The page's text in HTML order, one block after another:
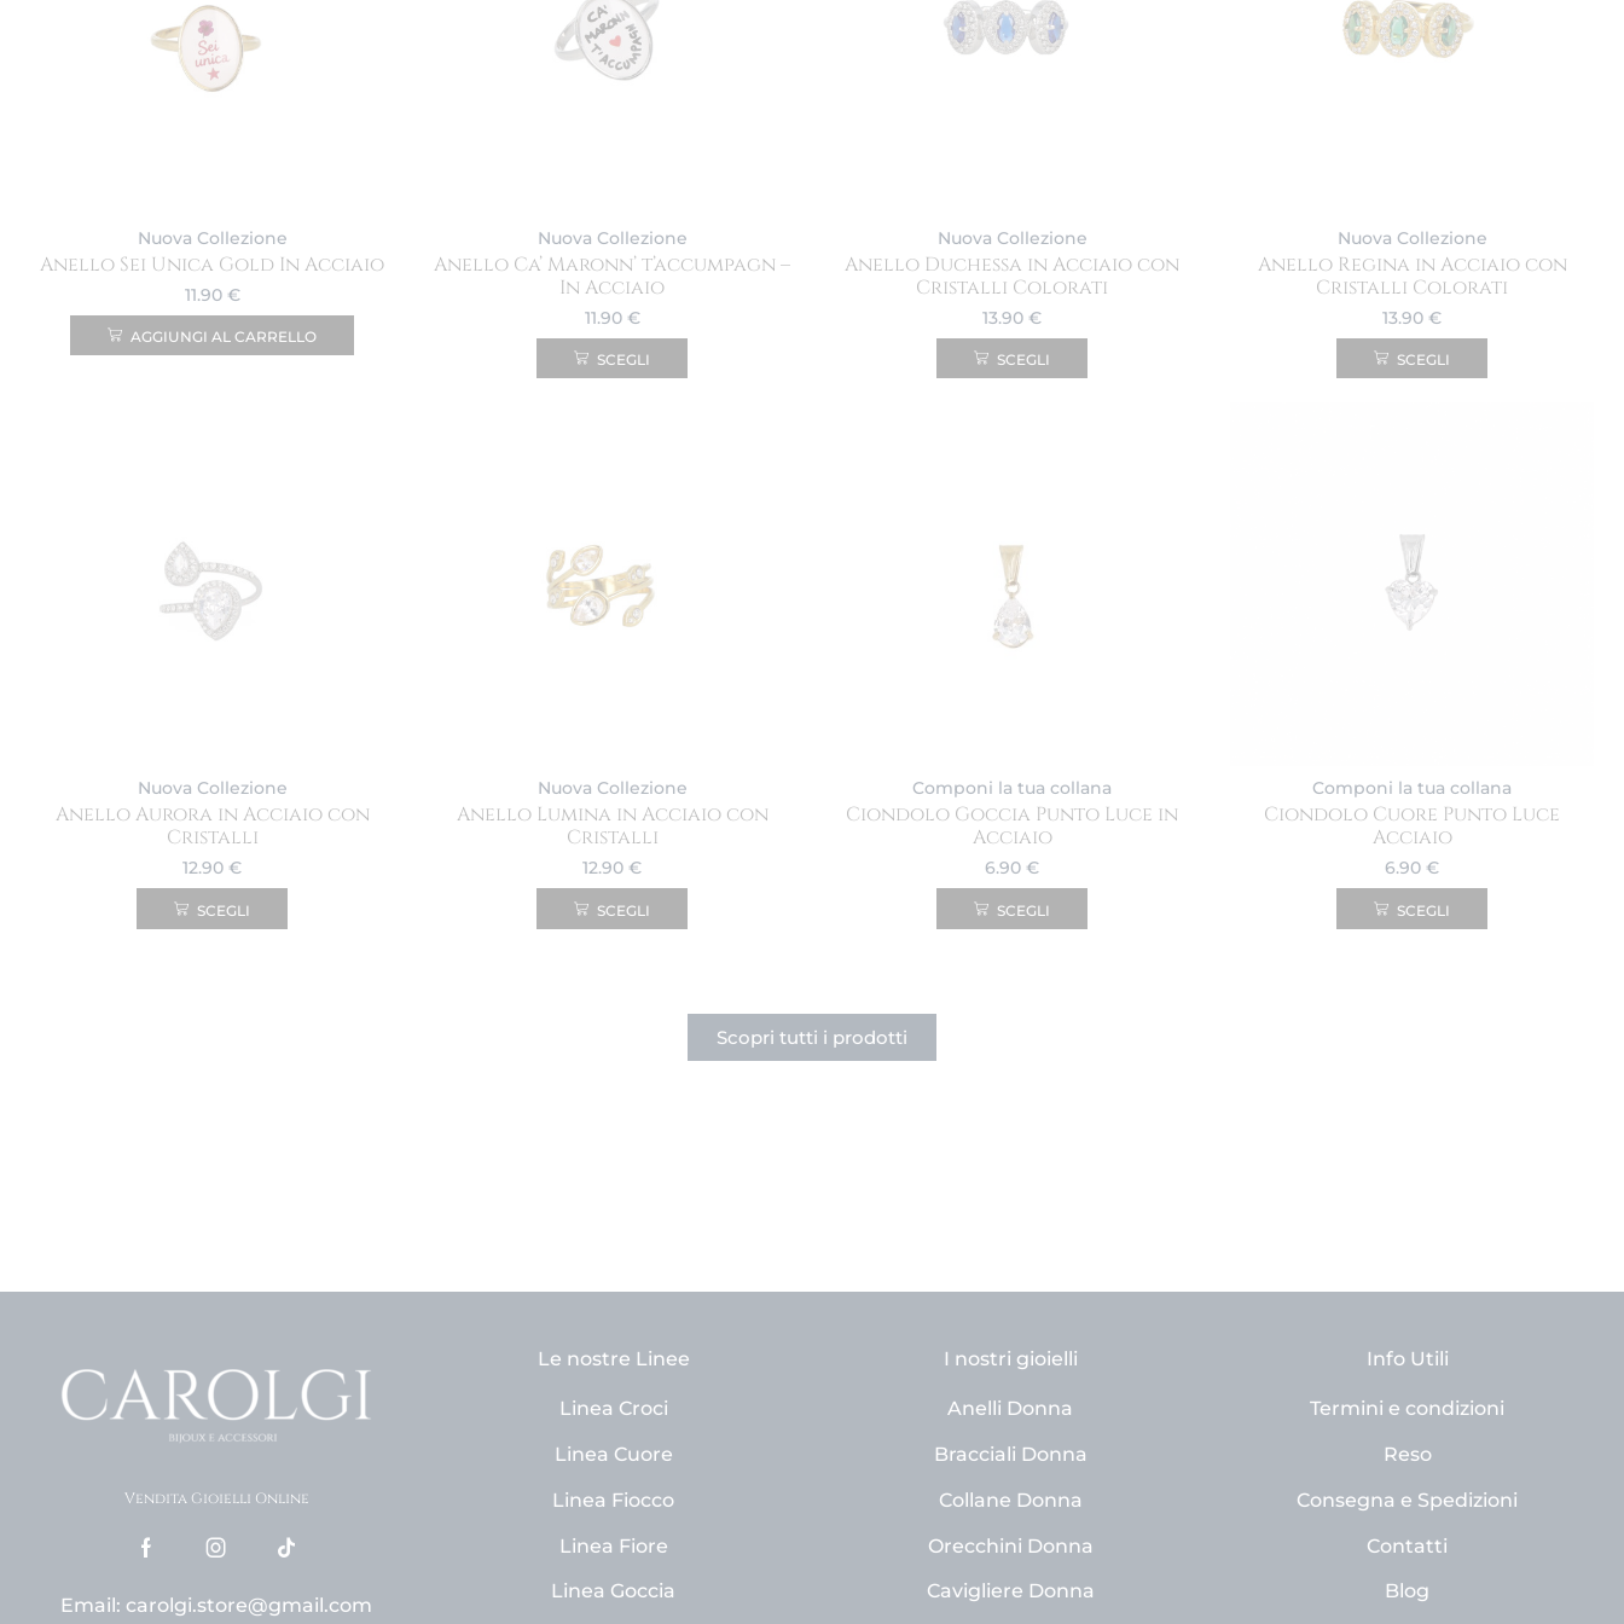
Nuova Collezione
Anello Sei Unica Gold In Acciaio
11.90 €
AGGIUNGI AL CARRELLO
Nuova Collezione
Anello Ca’ Maronn’ t’accumpagn –
In Acciaio
11.90 €
SCEGLI
Nuova Collezione
Anello Duchessa in Acciaio con
Cristalli Colorati
13.90 €
SCEGLI
Nuova Collezione
Anello Regina in Acciaio con
Cristalli Colorati
13.90 €
SCEGLI
Nuova Collezione
Anello Aurora in Acciaio con
Cristalli
12.90 €
SCEGLI
Nuova Collezione
Anello Lumina in Acciaio con
Cristalli
12.90 €
SCEGLI
Componi la tua collana
Ciondolo Goccia Punto Luce in
Acciaio
6.90 €
SCEGLI
Componi la tua collana
Ciondolo Cuore Punto Luce
Acciaio
6.90 €
SCEGLI
Scopri tutti i prodotti
Vendita Gioielli Online
Email: carolgi.store@gmail.com
Le nostre Linee
Linea Croci
Linea Cuore
Linea Fiocco
Linea Fiore
Linea Goccia
I nostri gioielli
Anelli Donna
Bracciali Donna
Collane Donna
Orecchini Donna
Cavigliere Donna
Info Utili
Termini e condizioni
Reso
Consegna e Spedizioni
Contatti
Blog